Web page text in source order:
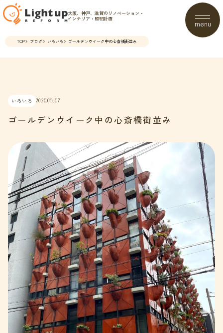
大阪、神戸、滋賀のリノベーション・
インテリア・照明計画
menu
TOP ブログ いろいろ ゴールデンウイーク中の心斎橋街並み
いろいろ 2020.05.07
ゴールデンウイーク中の心斎橋街並み